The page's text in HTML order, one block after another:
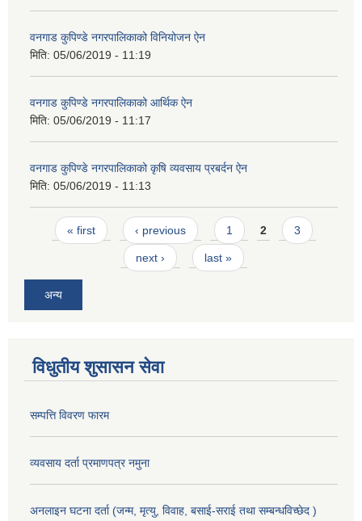
वनगाड कुपिण्डे नगरपालिकाको विनियोजन ऐन
मिति: 05/06/2019 - 11:19
वनगाड कुपिण्डे नगरपालिकाको आर्थिक ऐन
मिति: 05/06/2019 - 11:17
वनगाड कुपिण्डे नगरपालिकाको कृषि व्यवसाय प्रबर्दन ऐन
मिति: 05/06/2019 - 11:13
Pages
« first ‹ previous 1 2 3
next › last »
अन्य
विधुतीय शुसासन सेवा
सम्पत्ति विवरण फारम
व्यवसाय दर्ता प्रमाणपत्र नमुना
अनलाइन घटना दर्ता (जन्म, मृत्यु, विवाह, बसाई-सराई तथा सम्बन्धविच्छेद )